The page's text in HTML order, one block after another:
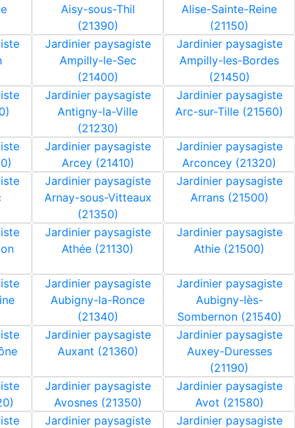
Aisy-sous-Thil
(21390)
Alise-Sainte-Reine
(21150)
Jardinier paysagiste
Ampilly-le-Sec
(21400)
Jardinier paysagiste
Ampilly-les-Bordes
(21450)
Jardinier paysagiste
Antigny-la-Ville
(21230)
Jardinier paysagiste
Arc-sur-Tille (21560)
Jardinier paysagiste
Arcey (21410)
Jardinier paysagiste
Arconcey (21320)
Jardinier paysagiste
Arnay-sous-Vitteaux
(21350)
Jardinier paysagiste
Arrans (21500)
Jardinier paysagiste
Athée (21130)
Jardinier paysagiste
Athie (21500)
Jardinier paysagiste
Aubigny-la-Ronce
(21340)
Jardinier paysagiste
Aubigny-lès-
Sombernon (21540)
Jardinier paysagiste
Auxant (21360)
Jardinier paysagiste
Auxey-Duresses
(21190)
Jardinier paysagiste
Avosnes (21350)
Jardinier paysagiste
Avot (21580)
Jardinier paysagiste
Jardinier paysagiste